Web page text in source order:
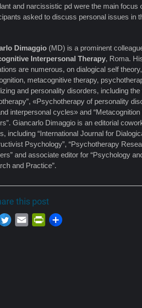
and narcissistic pd were the main focus
asked to discuss personal issues in
Dimaggio (MD) is a prominent
Interpersonal Therapy, Roma.
are numerous, on dialogical self
metacognitive therapy,
and personality disorders, including
«Psychotherapy of personality
interpersonal cycles» and
Giancarlo Dimaggio is an editorial
including “International Journal for
Psychology”, “Psychotherapy
and associate editor for “Psychology
and Practice”.
this post
Email PrintFriendly